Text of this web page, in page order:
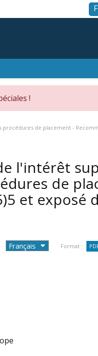
!
de placement -
l'intérêt
de
et exposé
Format :